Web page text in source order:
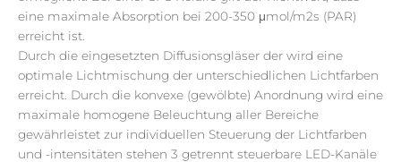
eine maximale Absorption bei 200-350 μmol/m2s (PAR)
erreicht ist.
Durch die eingesetzten Diffusionsgläser der wird eine
optimale Lichtmischung der unterschiedlichen Lichtfarben
erreicht. Durch die konvexe (gewölbte) Anordnung wird eine
maximale homogene Beleuchtung aller Bereiche
gewährleistet zur individuellen Steuerung der Lichtfarben
und -intensitäten stehen 3 getrennt steuerbare LED-Kanäle